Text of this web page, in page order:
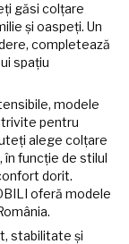
găsi colțare
și oaspeți. Un
completează
spațiu
modele
pentru
alege colțare
funcție de stilul
dorit.
oferă modele
stabilitate și